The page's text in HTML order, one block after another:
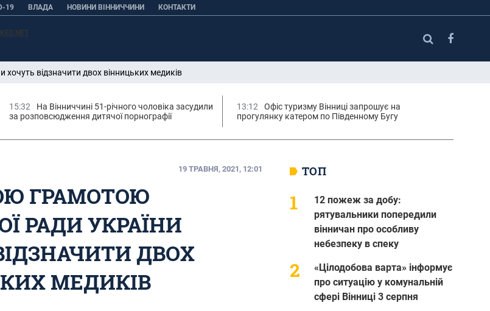
19 ВЛАДА НОВИНИ ВІННИЧЧИНИ КОНТАКТИ
відзначити двох вінницьких медиків
15:32
На Вінниччині 51-річного чоловіка засудили
за розповсюдження дитячої порнографії
13:12
Офіс туризму Вінниці запрошує на
прогулянку катером по Південному Бугу
19 ТРАВНЯ, 2021, 12:01
ГРАМОТОЮ
РАДИ УКРАЇНИ
ДВОХ
МЕДИКІВ
ТОП
12 пожеж за добу:
рятувальники попередили
вінничан про особливу
небезпеку в спеку
«Цілодобова варта» інформує
про ситуацію у комунальній
сфері Вінниці 3 серпня